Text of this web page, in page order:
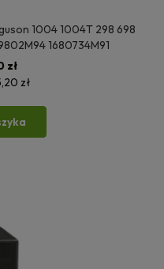
1004 1004T 298 698
1680734M91
zł
zł